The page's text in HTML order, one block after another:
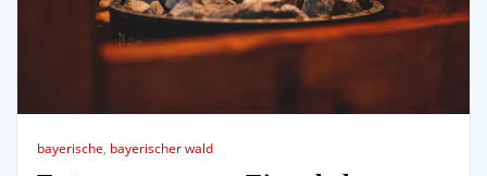
bayerische, bayerischer wald